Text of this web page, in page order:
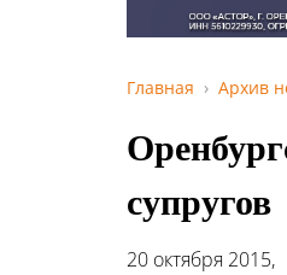
Главная Архив
супругов
20 октября 2015,